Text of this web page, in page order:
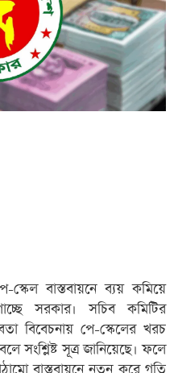
বাস্তবায়নে ব্যয় কমিয়ে
সরকার। সচিব কমিটির
বিবেচনায় পে-স্কেলের খরচ
সংশ্লিষ্ট সূত্র জানিয়েছে। ফলে